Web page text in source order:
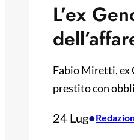
L’ex
Fabio Miretti, ex
prestito con
24 Lug•